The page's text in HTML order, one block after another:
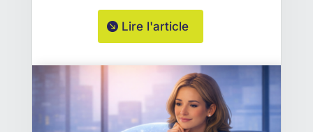
Lire l'article